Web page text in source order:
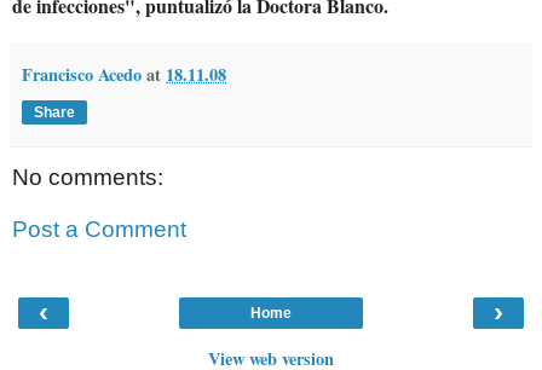
Francisco Acedoat 18.11.08
Share
No comments:
Post a Comment
‹ ›
Home
View web version